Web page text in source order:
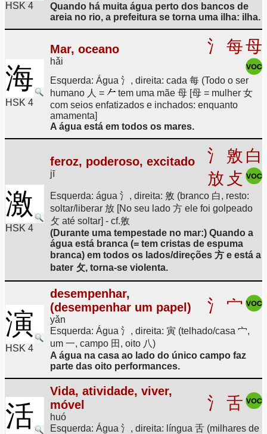
HSK 4
Quando há muita água perto dos bancos de
areia no rio, a prefeitura se torna uma ilha: ilha.
海
HSK 4
Mar, oceano
hǎi
氵 每母
Esquerda: Água 氵, direita: cada 每 (Todo o ser
humano 人 =
tem uma mãe 母 [母 = mulher 女
com seios enfatizados e inchados: enquanto
amamenta]
A água está em todos os mares.
激
HSK 4
feroz, poderoso, excitado
jī
氵 敫 白
放 攴
Esquerda: água 氵, direita: 敫 (branco 白, resto:
soltar/liberar 放 [No seu lado 方 ele foi golpeado
攵 até soltar] - cf.敫
(Durante uma tempestade no mar:) Quando a
água está branca (= tem cristas de espuma
branca) em todos os lados/direções 方 e está a
bater 攵, torna-se violenta.
演
HSK 4
desempenhar,
(desempenhar um papel)
yǎn
氵 宀
Esquerda: Água 氵, direita: 寅 (telhado/casa 宀,
um 一, campo 田, oito 八)
A água na casa ao lado do único campo faz
parte das oito performances.
活
Vida, atividade, viver,
móvel
huó
氵 舌
Esquerda: Água 氵, direita: língua 舌 (milhares de